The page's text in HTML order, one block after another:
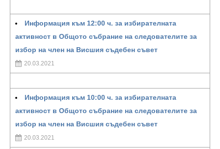
Информация към 12:00 ч. за избирателната
активност в Общото събрание на следователите за
избор на член на Висшия съдебен съвет
20.03.2021
Информация към 10:00 ч. за избирателната
активност в Общото събрание на следователите за
избор на член на Висшия съдебен съвет
20.03.2021